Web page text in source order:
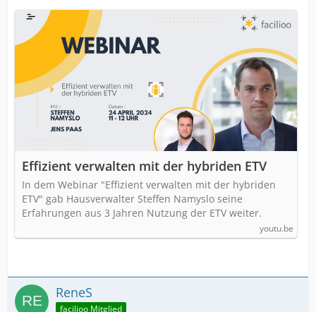
Effizient verwalten mit der hybriden ETV
In dem Webinar "Effizient verwalten mit der hybriden
ETV" gab Hausverwalter Steffen Namyslo seine
Erfahrungen aus 3 Jahren Nutzung der ETV weiter.
youtu.be
ReneS
facilioo Mitglied